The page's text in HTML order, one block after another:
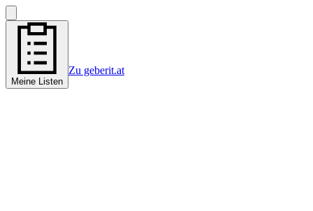
Meine Listen
Zu geberit.at